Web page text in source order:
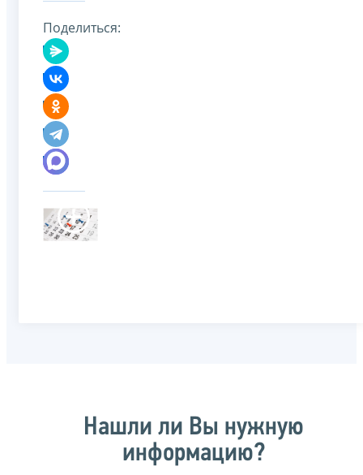
Поделиться:
Нашли ли Вы нужную
информацию?